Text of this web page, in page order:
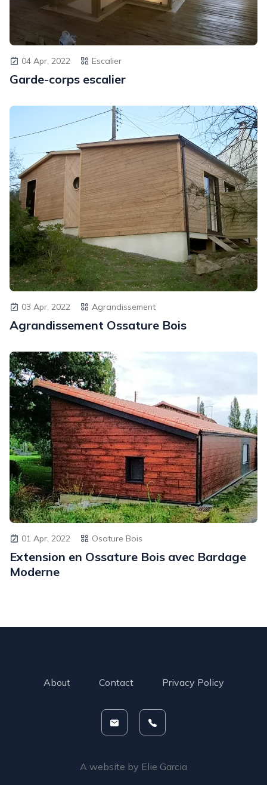
04 Apr, 2022 Escalier
Garde-corps escalier
03 Apr, 2022 Agrandissement
Agrandissement Ossature Bois
01 Apr, 2022 Osature Bois
Extension en Ossature Bois avec Bardage
Moderne
About Contact Privacy Policy
A website by Elie Garcia